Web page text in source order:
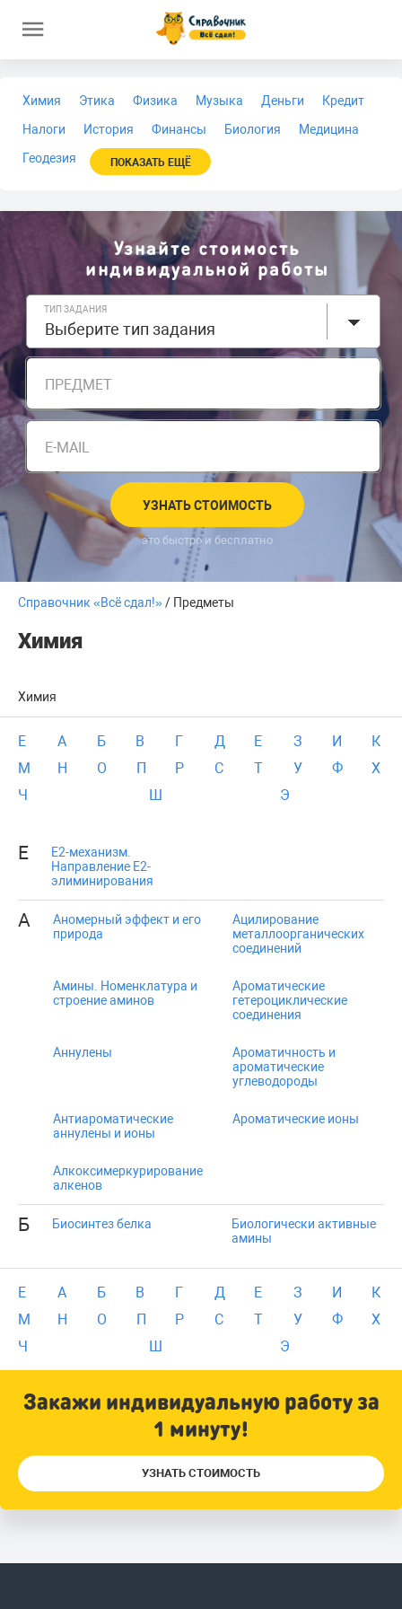
Химия Этика Физика Музыка Деньги
Кредит
Налоги
История Финансы Биология
Медицина
Геодезия
ПОКАЗАТЬ ЕЩЁ
Узнайте стоимость
индивидуальной работы
ТИП ЗАДАНИЯ
Выберите тип задания
ПРЕДМЕТ
E-MAIL
УЗНАТЬ СТОИМОСТЬ
это быстро и бесплатно
Справочник «Всё сдал!»/ Предметы
Химия
Химия
E А Б В Г Д Е З И
К
М
Н О П Р С Т У Ф
Х
Ч
Ш Э
E
E2-механизм.
Направление E2-
элиминирования
А
Аномерный эффект и его
природа
Ацилирование
металлоорганических
соединений
Амины. Номенклатура и
строение аминов
Ароматические
гетероциклические
соединения
Аннулены
Ароматичность и
ароматические
углеводороды
Антиароматические
аннулены и ионы
Ароматические ионы
Алкоксимеркурирование
алкенов
Б Биосинтез белка
Биологически активные
амины
E А Б В Г Д Е З И
К
М
Н О П Р С Т У Ф
Х
Ч
Ш Э
Закажи индивидуальную работу за
1 минуту!
УЗНАТЬ СТОИМОСТЬ